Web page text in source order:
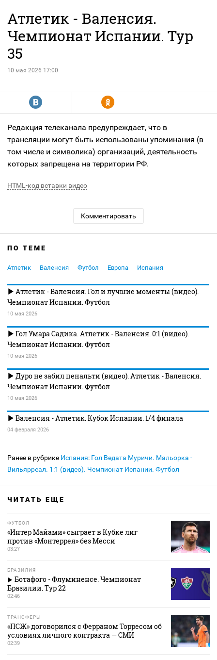
Атлетик - Валенсия.
Чемпионат Испании. Тур
35
10 мая 2026 17:00
R Y
Редакция телеканала предупреждает, что в
трансляции могут быть использованы упоминания (в
том числе и символика) организаций, деятельность
которых запрещена на территории РФ.
HTML-код вставки видео
Комментировать
ПО ТЕМЕ
Атлетик Валенсия Футбол Европа Испания
Атлетик - Валенсия. Гол и лучшие моменты (видео).
Чемпионат Испании. Футбол
10 мая 2026
Гол Умара Садика. Атлетик - Валенсия. 0:1 (видео).
Чемпионат Испании. Футбол
10 мая 2026
Дуро не забил пенальти (видео). Атлетик - Валенсия.
Чемпионат Испании. Футбол
10 мая 2026
Валенсия - Атлетик. Кубок Испании. 1/4 финала
04 февраля 2026
Ранее в рубрике Испания: Гол Ведата Муричи. Мальорка -
Вильярреал. 1:1 (видео). Чемпионат Испании. Футбол
ЧИТАТЬ ЕЩЕ
ФУТБОЛ
«Интер Майами» сыграет в Кубке лиг
против «Монтеррея» без Месси
03:27
БРАЗИЛИЯ
Ботафого - Флуминенсе. Чемпионат
Бразилии. Тур 22
02:46
ТРАНСФЕРЫ
«ПСЖ» договорился с Ферраном Торресом об
условиях личного контракта — СМИ
02:39